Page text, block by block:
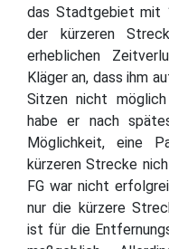
das Stadtgebiet mit
der kürzeren
erheblichen
Kläger an, dass ihm
Sitzen nicht
habe er nach
Möglichkeit, eine
kürzeren Strecke
FG war nicht
nur die kürzere
ist für die